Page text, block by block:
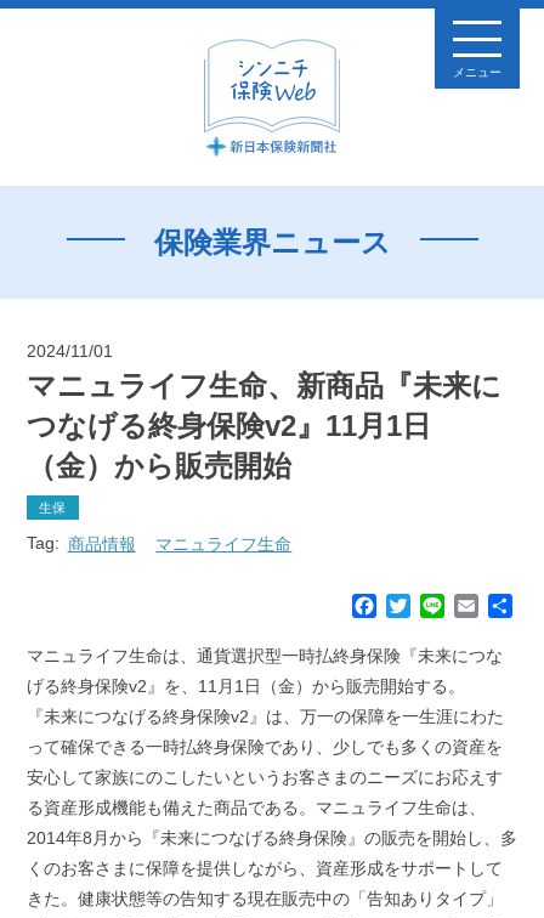
メニュー
保険業界ニュース
2024/11/01
マニュライフ生命、新商品『未来に
つなげる終身保険v2』11月1日
（金）から販売開始
生保
Tag: 商品情報 マニュライフ生命
c
e
o
o
k
T
i
t
e
r
n
E
a
マニュライフ生命は、通貨選択型一時払終身保険『未来につな
げる終身保険v2』を、11月1日（金）から販売開始する。
『未来につなげる終身保険v2』は、万一の保障を一生涯にわた
って確保できる一時払終身保険であり、少しでも多くの資産を
安心して家族にのこしたいというお客さまのニーズにお応えす
る資産形成機能も備えた商品である。マニュライフ生命は、
2014年8月から『未来につなげる終身保険』の販売を開始し、多
くのお客さまに保障を提供しながら、資産形成をサポートして
きた。健康状態等の告知する現在販売中の「告知ありタイプ」